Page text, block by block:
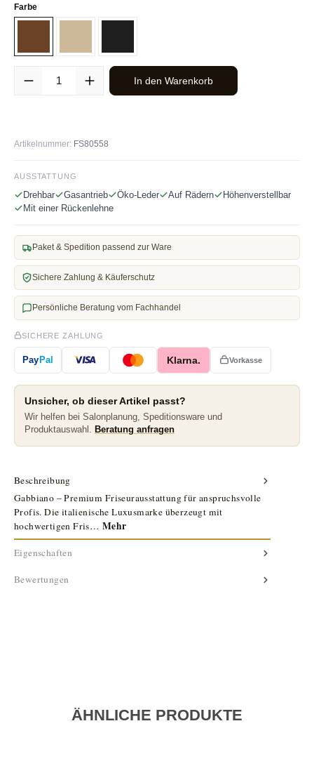
Farbeauswählen
Produkt Anzahl: Gib den gewünschten Wert ein oder benutze die
In den Warenkorb
Artikelnummer: FS80558
AUSSTATTUNG
Drehbar Gasantrieb Öko-Leder Auf Rädern
Höhenverstellbar
Mit einer Rückenlehne
Paket & Spedition passend zur Ware
Sichere Zahlung & Käuferschutz
Persönliche Beratung vom Fachhandel
SICHERE ZAHLUNG
PayPal Klarna. Vorkasse
Unsicher, ob dieser Artikel passt?
Wir helfen bei Salonplanung, Speditionsware und
Produktauswahl.
Beratung anfragen
Beschreibung
Gabbiano – Premium Friseurausstattung für anspruchsvolle
Profis. Die italienische Luxusmarke überzeugt mit
hochwertigen Fris… Mehr
Eigenschaften
Bewertungen
ÄHNLICHE PRODUKTE